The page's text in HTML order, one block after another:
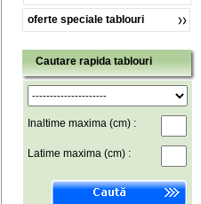
oferte speciale tablouri
Cautare rapida tablouri
Inaltime maxima (cm) :
Latime maxima (cm) :